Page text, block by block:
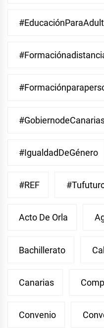
#IgualdadDeGénero
#REF
Acto De Orla
Bachillerato
Canarias
Convenio